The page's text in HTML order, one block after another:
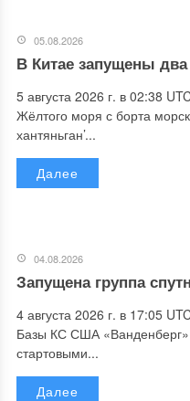
05.08.2026
В Китае запущены
5 августа 2026 г. в 02:38
Жёлтого моря с борта
хантяньган’...
Далее
04.08.2026
Запущена группа
4 августа 2026 г. в 17:05
Базы КС США
стартовыми...
Далее